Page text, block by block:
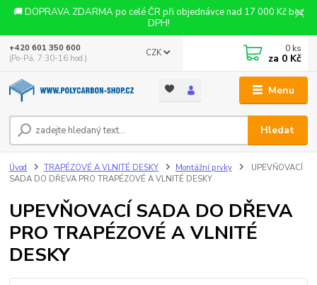
🚚 DOPRAVA ZDARMA po celé ČR při objednávce nad 17 000 Kč bez
DPH!
Menu
CZK
Hledat
+420 601 350 600
(Po-Pá, 7:30-16 hod.)
0 ks
za 0 Kč
Úvod TRAPÉZOVÉ A VLNITÉ DESKY Montážní prvky
UPEVŇOVACÍ
SADA DO DŘEVA PRO TRAPÉZOVÉ A VLNITÉ DESKY
UPEVŇOVACÍ SADA DO DŘEVA
PRO TRAPÉZOVÉ A VLNITÉ
DESKY